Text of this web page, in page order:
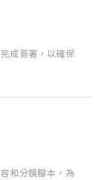
成簽署，以確保
和分鏡腳本，為